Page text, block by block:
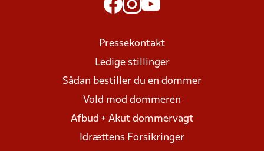
Pressekontakt
Ledige stillinger
Sådan bestiller du en dommer
Vold mod dommeren
Afbud + Akut dommervagt
Idrættens Forsikringer